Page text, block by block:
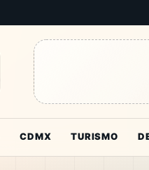
CDMX TURISMO